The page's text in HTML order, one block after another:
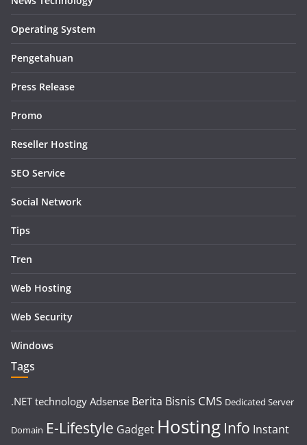
Operating System
Pengetahuan
Press Release
Promo
Reseller Hosting
SEO Service
Social Network
Tips
Tren
Web Hosting
Web Security
Windows
Tags
.NET technology Adsense Berita Bisnis CMS Dedicated Server
Domain E-Lifestyle Gadget Hosting Info Instant